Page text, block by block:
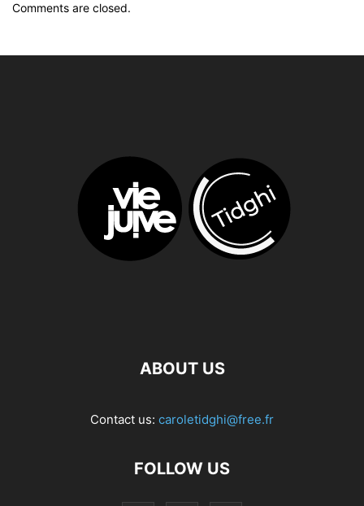
Comments are closed.
ABOUT US
Contact us: caroletidghi@free.fr
FOLLOW US